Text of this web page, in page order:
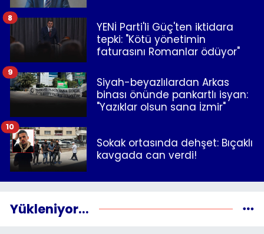
YENİ Parti'li Güç'ten iktidara
tepki: "Kötü yönetimin
faturasını Romanlar ödüyor"
8
Siyah-beyazlılardan Arkas
binası önünde pankartlı isyan:
"Yazıklar olsun sana İzmir"
9
Sokak ortasında dehşet: Bıçaklı
kavgada can verdi!
10
Yükleniyor...